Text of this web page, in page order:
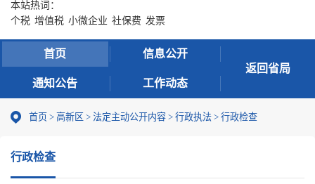
本站热词：
个税 增值税 小微企业 社保费 发票
首页 信息公开
通知公告 工作动态
返回省局
首页 > 高新区 > 法定主动公开内容 > 行政执法 > 行政检查
行政检查